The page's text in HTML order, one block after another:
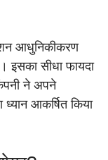
आधुनिकीकरण
इसका सीधा फायदा
ने अपने
ध्यान आकर्षित किया